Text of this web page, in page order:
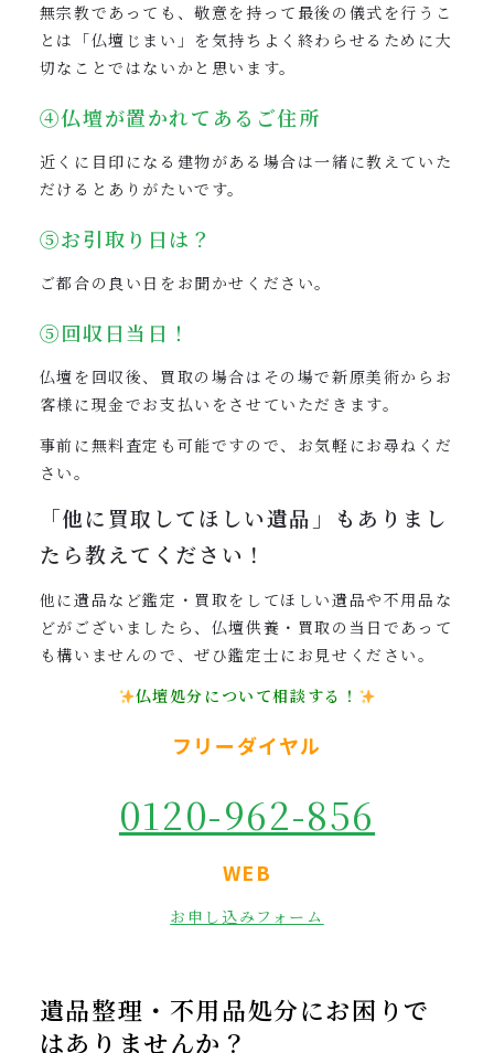
無宗教であっても、敬意を持って最後の儀式を行うこ
とは「仏壇じまい」を気持ちよく終わらせるために大
切なことではないかと思います。
④仏壇が置かれてあるご住所
近くに目印になる建物がある場合は一緒に教えていた
だけるとありがたいです。
⑤お引取り日は？
ご都合の良い日をお聞かせください。
⑤回収日当日！
仏壇を回収後、買取の場合はその場で新原美術からお
客様に現金でお支払いをさせていただきます。
事前に無料査定も可能ですので、お気軽にお尋ねくだ
さい。
「他に買取してほしい遺品」も ありまし
たら教えてください！
他に遺品など鑑定・買取をしてほしい遺品や不用品な
どがございましたら、仏壇供養・買取の当日であって
も構いませんので、ぜひ鑑定士にお見せください。
仏壇処分について相談する！
フリーダイヤル
0120-962-856
WEB
お申し込みフォーム
遺品整理・不用品処分にお困りで
はありませんか？